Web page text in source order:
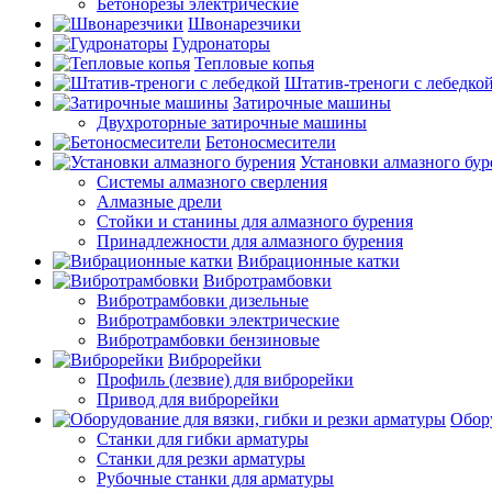
Бетонорезы электрические
Швонарезчики
Гудронаторы
Тепловые копья
Штатив-треноги с лебедкой
Затирочные машины
Двухроторные затирочные машины
Бетоносмесители
Установки алмазного
Системы алмазного сверления
Алмазные дрели
Стойки и станины для алмазного бурения
Принадлежности для алмазного бурения
Вибрационные катки
Вибротрамбовки
Вибротрамбовки дизельные
Вибротрамбовки электрические
Вибротрамбовки бензиновые
Виброрейки
Профиль (лезвие) для виброрейки
Привод для виброрейки
Станки для гибки арматуры
Станки для резки арматуры
Рубочные станки для арматуры